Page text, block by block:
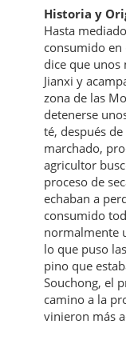
Historia y
Hasta
consumido en
dice que unos
Jianxi y
zona de las
detenerse
té, después
marchado,
agricultor
proceso de
echaban a
consumido
normalmente
lo que puso
pino que
Souchong, el
camino a la
vinieron más